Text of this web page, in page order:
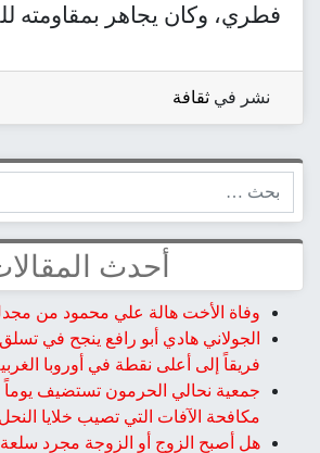
فطري، وكان يجاهر بمقاومته
نشر في ثقافة
أحدث
وفاة الأخت هالة علي محمود من
الجولاني هادي أبو رافع ينجح في
فريقاً إلى أعلى نقطة في أوروبا
جمعية نحالي الحرمون تستضيف يوماً
مكافحة الآفات التي تصيب خلايا النحل
هل أصبح الزوج أو الزوجة مجرد